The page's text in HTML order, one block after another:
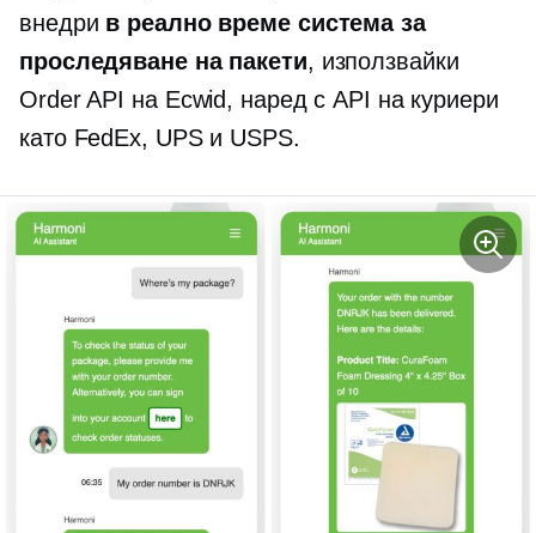
внедри в реално времесистема за
проследяване на пакети, използвайки
Order API на Ecwid, наред с API на куриери
като FedEx, UPS и USPS.